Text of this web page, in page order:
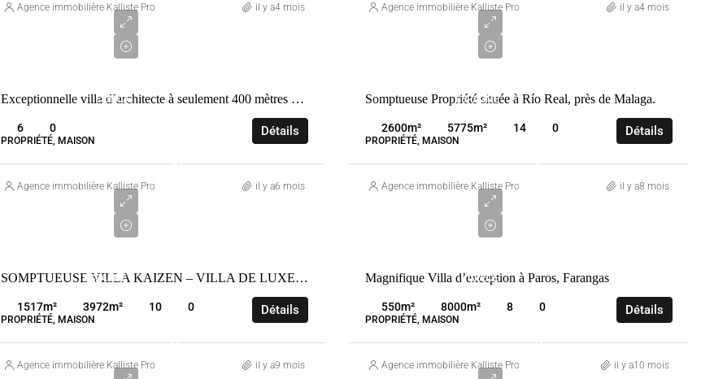
Agence immobilière Kalliste Properties il y a4 mois Agence immobilière Kalliste Properties il y a4 mois
CONCA
Exceptionnelle villa d’architecte à seulement 400 mètres de l’une des plus belles plages de la côte Fautea. Conca
6 0
PROPRIÉTÉ, MAISON
Détails
Agence immobilière Kalliste Properties il y a6 mois
ESPAGNE
Somptueuse Propriété située à Río Real, près de Malaga.
2600m² 5775m² 14 0
PROPRIÉTÉ, MAISON
Détails
Agence immobilière Kalliste Properties il y a8 mois
ESPAGNE
16
SOMPTUEUSE VILLA KAIZEN – VILLA DE LUXE À LA ZAGALETA
1517m² 3972m² 10 0
PROPRIÉTÉ, MAISON
Détails
Agence immobilière Kalliste Properties il y a9 mois
GRÈCE
5
Magnifique Villa d’exception à Paros, Farangas
550m² 8000m² 8 0
PROPRIÉTÉ, MAISON
Détails
Agence immobilière Kalliste Properties il y a10 mois
2
3